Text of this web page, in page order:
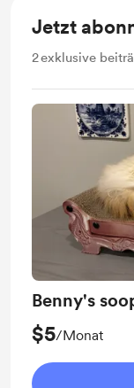
Jetzt
2exklusive
Benny's
$5/Monat